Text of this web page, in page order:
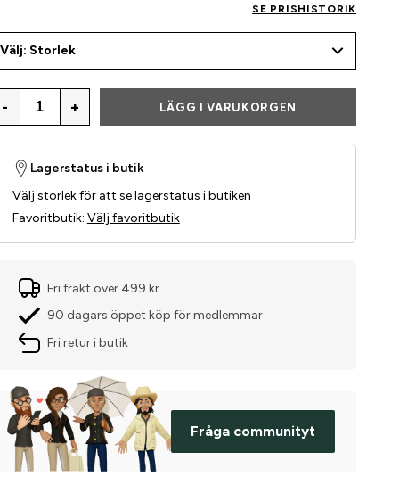
SE PRISHISTORIK
Välj: Storlek
- + LÄGG I VARUKORGEN
Lagerstatus i butik
Välj storlek för att se lagerstatus i butiken
Favoritbutik: Välj favoritbutik
Fri frakt över 499 kr
90 dagars öppet köp för medlemmar
Fri retur i butik
Fråga communityt